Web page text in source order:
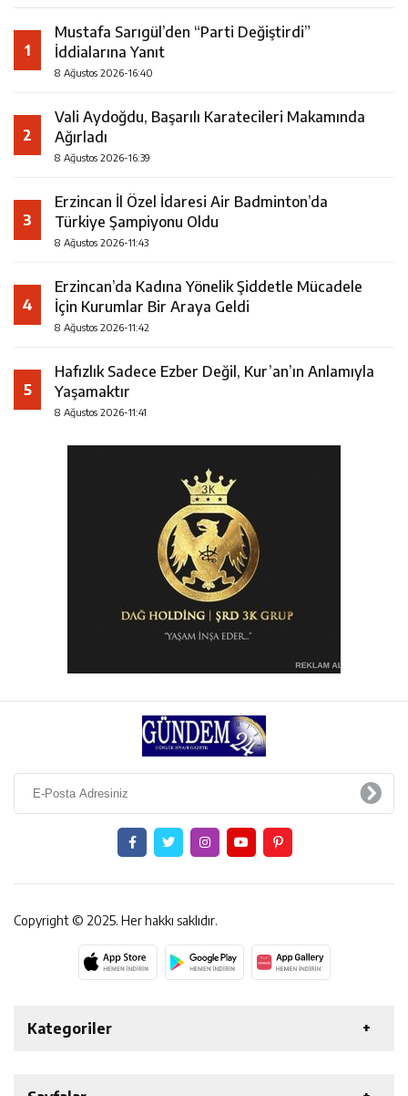
1
Mustafa Sarıgül’den “Parti Değiştirdi”
İddialarına Yanıt
8 Ağustos 2026-16:40
2
Vali Aydoğdu, Başarılı Karatecileri Makamında
Ağırladı
8 Ağustos 2026-16:39
3
Erzincan İl Özel İdaresi Air Badminton’da
Türkiye Şampiyonu Oldu
8 Ağustos 2026-11:43
4
Erzincan’da Kadına Yönelik Şiddetle Mücadele
İçin Kurumlar Bir Araya Geldi
8 Ağustos 2026-11:42
5
Hafızlık Sadece Ezber Değil, Kur’an’ın Anlamıyla
Yaşamaktır
8 Ağustos 2026-11:41
Copyright © 2025. Her hakkı saklıdır.
Kategoriler